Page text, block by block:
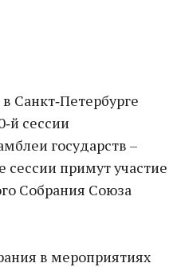
Санкт‑Петербурге
сессии
государств –
сессии примут участие
Собрания Союза
в мероприятиях